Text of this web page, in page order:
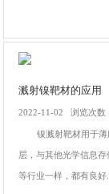
溅射镍靶材的应用
2022-11-02 浏览次数
镍溅射靶材用于
层，与其他光学信息
等行业一样，都有良好...